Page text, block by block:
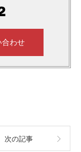
合わせ
次の記事